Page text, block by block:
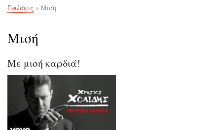
Γνώσεις
Αποφθέγματα
Breadcrumb
Γνώσεις Μισή
Μισή
Με μισή καρδιά!